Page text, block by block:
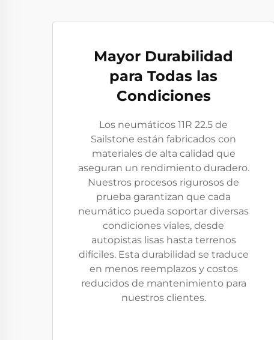
Mayor Durabilidad
para Todas las
Condiciones
Los neumáticos 11R 22.5 de
Sailstone están fabricados con
materiales de alta calidad que
aseguran un rendimiento duradero.
Nuestros procesos rigurosos de
prueba garantizan que cada
neumático pueda soportar diversas
condiciones viales, desde
autopistas lisas hasta terrenos
difíciles. Esta durabilidad se traduce
en menos reemplazos y costos
reducidos de mantenimiento para
nuestros clientes.